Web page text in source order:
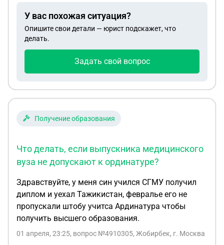
У вас похожая ситуация?
Опишите свои детали — юрист подскажет, что
делать.
Задать свой вопрос
Получение образования
Что делать, если выпускника медицинского
вуза не допускают к ординатуре?
Здравствуйте, у меня син учился СГМУ получил
диплом и уехал Тажикистан, февралье его не
пропускали штобу учитса Ардинатура чтобы
получить высшего образования.
01 апреля, 23:25, вопрос №4910305, Жобирбек, г. Москва